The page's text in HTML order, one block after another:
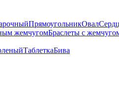
ПрямоугольникОвал
жемчугомБраслеты с
ТаблеткаБива